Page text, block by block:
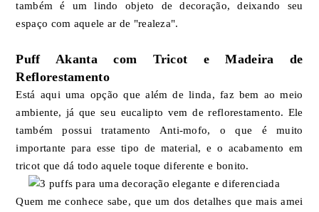
também é um lindo objeto de decoração, deixando seu
espaço com aquele ar de "realeza".
Puff Akanta com Tricot e Madeira de
Reflorestamento
Está aqui uma opção que além de linda, faz bem ao meio
ambiente, já que seu eucalipto vem de reflorestamento. Ele
também possui tratamento Anti-mofo, o que é muito
importante para esse tipo de material, e o acabamento em
tricot que dá todo aquele toque diferente e bonito.
Quem me conhece sabe, que um dos detalhes que mais amei